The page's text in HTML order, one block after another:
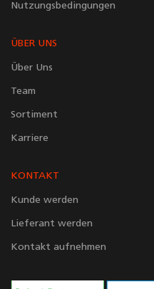
Nutzungsbedingungen
ÜBER UNS
Über Uns
Team
Sortiment
Karriere
KONTAKT
Kunde werden
Lieferant werden
Kontakt aufnehmen